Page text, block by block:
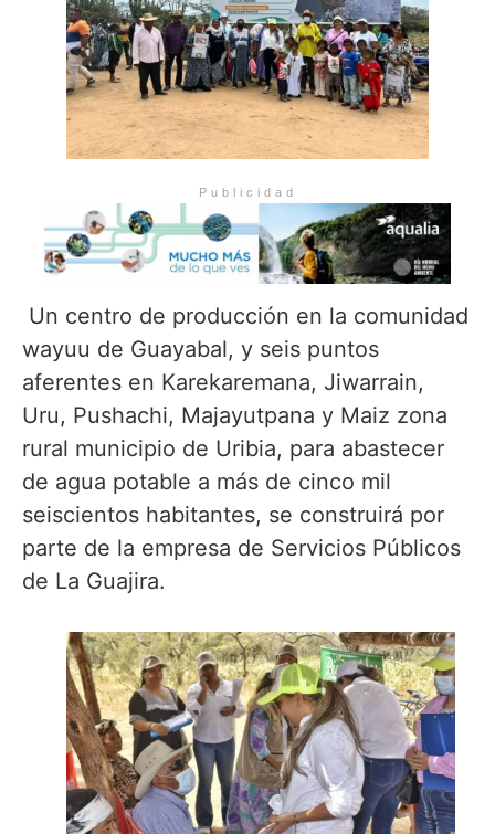
Publicidad
Un centro de producción en la comunidad
wayuu de Guayabal, y seis puntos
aferentes en Karekaremana, Jiwarrain,
Uru, Pushachi, Majayutpana y Maiz zona
rural municipio de Uribia, para abastecer
de agua potable a más de cinco mil
seiscientos habitantes, se construirá por
parte de la empresa de Servicios Públicos
de La Guajira.